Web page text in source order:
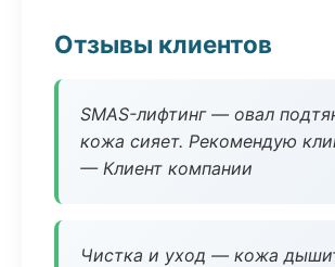
Отзывы клиентов
SMAS-лифтинг — овал
кожа сияет. Рекомендую
— Клиент компании
Чистка и уход — кожа